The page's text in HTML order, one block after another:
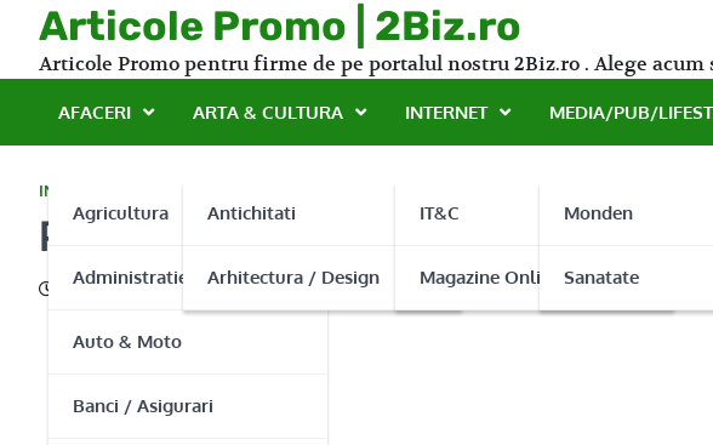
content
Articole Promo | 2Biz.ro
Articole Promo pentru firme de pe portalul nostru 2Biz.ro . Alege
AFACERI
Agricultura
Administratie Publica
Auto & Moto
Banci / Asigurari
ARTA & CULTURA
Antichitati
Arhitectura / Design
INTERNET
IT&C
Magazine Online
MEDIA/PUB/
Monden
Sanatate
INDUSTRIE
Pompe cu drenaj disponibile prin
25/03/2014